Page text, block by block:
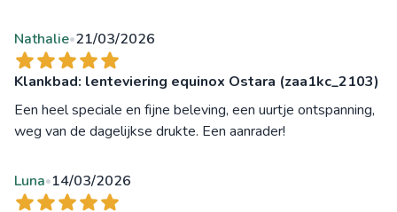
Nathalie•21/03/2026
Klankbad: lenteviering equinox Ostara (zaa1kc_2103)
Een heel speciale en fijne beleving, een uurtje ontspanning,
weg van de dagelijkse drukte. Een aanrader!
Luna•14/03/2026